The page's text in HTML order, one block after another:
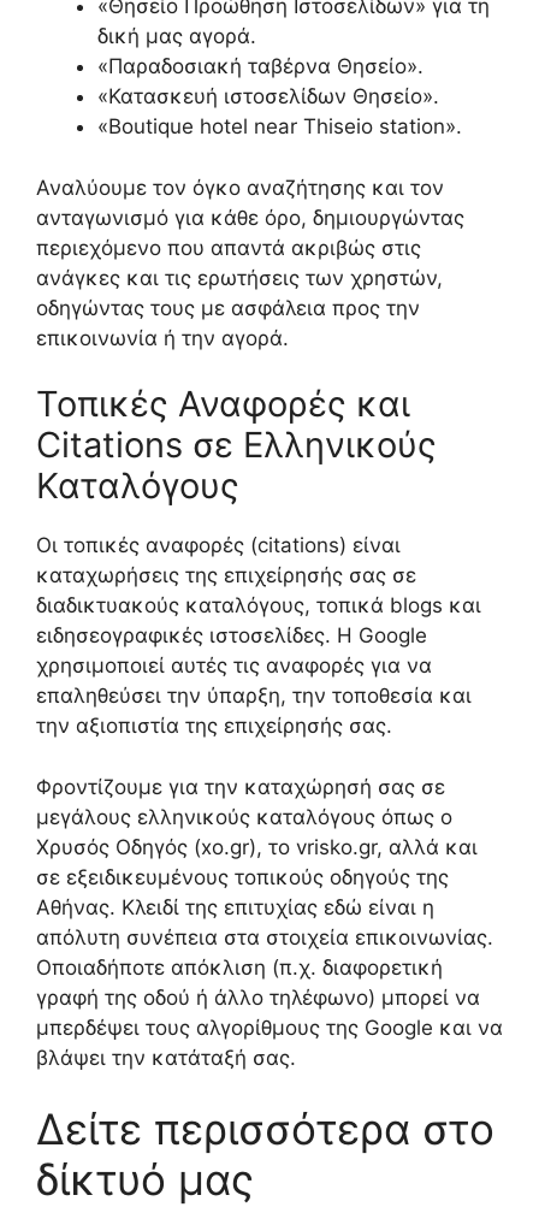
«Θησείο Προώθηση Ιστοσελίδων» για τη
δική μας αγορά.
«Παραδοσιακή ταβέρνα Θησείο».
«Κατασκευή ιστοσελίδων Θησείο».
«Boutique hotel near Thiseio station».
Αναλύουμε τον όγκο αναζήτησης και τον
ανταγωνισμό για κάθε όρο, δημιουργώντας
περιεχόμενο που απαντά ακριβώς στις
ανάγκες και τις ερωτήσεις των χρηστών,
οδηγώντας τους με ασφάλεια προς την
επικοινωνία ή την αγορά.
Τοπικές Αναφορές και
Citations σε Ελληνικούς
Καταλόγους
Οι τοπικές αναφορές (citations) είναι
καταχωρήσεις της επιχείρησής σας σε
διαδικτυακούς καταλόγους, τοπικά blogs και
ειδησεογραφικές ιστοσελίδες. Η Google
χρησιμοποιεί αυτές τις αναφορές για να
επαληθεύσει την ύπαρξη, την τοποθεσία και
την αξιοπιστία της επιχείρησής σας.
Φροντίζουμε για την καταχώρησή σας σε
μεγάλους ελληνικούς καταλόγους όπως ο
Χρυσός Οδηγός (xo.gr), το vrisko.gr, αλλά και
σε εξειδικευμένους τοπικούς οδηγούς της
Αθήνας. Κλειδί της επιτυχίας εδώ είναι η
απόλυτη συνέπεια στα στοιχεία επικοινωνίας.
Οποιαδήποτε απόκλιση (π.χ. διαφορετική
γραφή της οδού ή άλλο τηλέφωνο) μπορεί να
μπερδέψει τους αλγορίθμους της Google και να
βλάψει την κατάταξή σας.
Δείτε περισσότερα στο
δίκτυό μας